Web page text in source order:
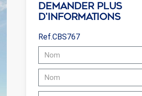
Demander plus
d'informations
Ref.CBS767